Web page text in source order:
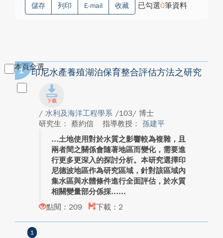
儲存 列印 E-mail 收藏 已勾選0筆資料
本頁全選
1 印尼水產養殖湖泊保育整合評估方法之研究
/ 水利及海洋工程學系 /103/ 博士
研究生： 蔡約信
指導教授： 孫建平
土地使用對於水質之影響較為複雜，且
兩者間之關係會隨著地區而變化，需要進
行更多更深入的探討分析。本研究選擇印
尼德波地區作為研究區域，針對該區域內
集水區與水體條件進行全面評估，於水質
相關變量部分係採...
點閱：209
下載：2
1